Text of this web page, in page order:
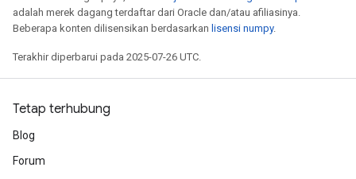
adalah merek dagang terdaftar dari Oracle dan/atau afiliasinya.
Beberapa konten dilisensikan berdasarkan lisensi numpy.
Terakhir diperbarui pada 2025-07-26 UTC.
Tetap terhubung
Blog
Forum